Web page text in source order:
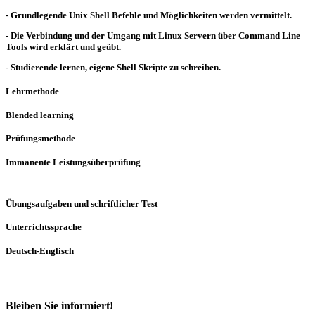
- Grundlegende Unix Shell Befehle und Möglichkeiten werden vermittelt.
- Die Verbindung und der Umgang mit Linux Servern über Command Line
Tools wird erklärt und geübt.
- Studierende lernen, eigene Shell Skripte zu schreiben.
Lehrmethode
Blended learning
Prüfungsmethode
Immanente Leistungsüberprüfung
Übungsaufgaben und schriftlicher Test
Unterrichtssprache
Deutsch-Englisch
Bleiben Sie informiert!